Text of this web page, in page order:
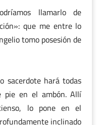
llamarlo de
que me entre lo
tomo posesión de
sacerdote hará todas
pie en el ambón. Allí
lo pone en el
inclinado